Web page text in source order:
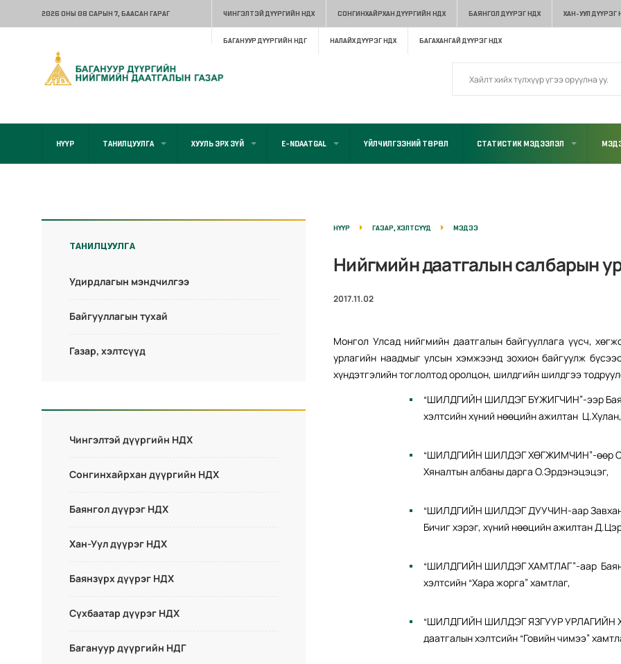
2026 ОНЫ 08 САРЫН 7, БААСАН ГАРАГ ЧИНГЭЛТЭЙ ДҮҮРГИЙН НДХ СОНГИНХАЙРХАН ДҮҮРГИЙН НДХ БАЯНГОЛ ДҮҮРЭГ НДХ ХАН-УУЛ ДҮҮРЭГ
БАГАНУУР ДҮҮРГИЙН НДГ НАЛАЙХ ДҮҮРЭГ НДХ БАГАХАНГАЙ ДҮҮРЭГ НДХ
НҮҮР ТАНИЛЦУУЛГА ХУУЛЬ ЭРХ ЗҮЙ E-NDAATGAL ҮЙЛЧИЛГЭЭНИЙ ТӨРӨЛ СТАТИСТИК МЭДЭЭЛЭЛ
ТАНИЛЦУУЛГА
Удирдлагын мэндчилгээ
Байгууллагын тухай
Газар, хэлтсүүд
Чингэлтэй дүүргийн НДХ
Сонгинхайрхан дүүргийн НДХ
Баянгол дүүрэг НДХ
Хан-Уул дүүрэг НДХ
Баянзүрх дүүрэг НДХ
Сүхбаатар дүүрэг НДХ
Багануур дүүргийн НДГ
НҮҮР ГАЗАР, ХЭЛТСҮҮД МЭДЭЭ
Нийгмийн даатгалын салбарын
2017.11.02
Монгол Улсад нийгмийн даатгалын байгууллага үүсч,
урлагийн наадмыг улсын хэмжээнд зохион байгуулж
хүндэтгэлийн тоглолтод оролцон, шилдгийн шилдгээ
“ШИЛДГИЙН ШИЛДЭГ БҮЖИГЧИН”-ээр
хэлтсийн хүний нөөцийн ажилтан Ц.Хулан,
“ШИЛДГИЙН ШИЛДЭГ ХӨГЖИМЧИН”-өөр
Хяналтын албаны дарга О.Эрдэнэцэцэг,
“ШИЛДГИЙН ШИЛДЭГ ДУУЧИН-аар Завхан
Бичиг хэрэг, хүний нөөцийн ажилтан
“ШИЛДГИЙН ШИЛДЭГ ХАМТЛАГ”-аар
хэлтсийн “Хара жорга” хамтлаг,
“ШИЛДГИЙН ШИЛДЭГ ЯЗГУУР УРЛАГИЙН
даатгалын хэлтсийн “Говийн чимээ”